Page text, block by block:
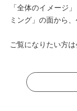
「全体のイメージ
ミング」の面から
ご覧になりたい方